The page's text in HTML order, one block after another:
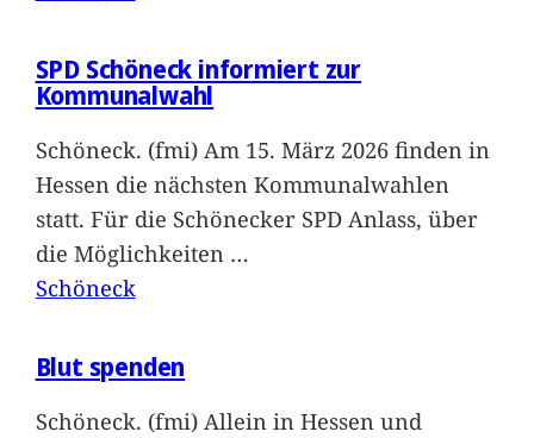
SPD Schöneck informiert zur
Kommunalwahl
Schöneck. (fmi) Am 15. März 2026 finden in
Hessen die nächsten Kommunalwahlen
statt. Für die Schönecker SPD Anlass, über
die Möglichkeiten …
Schöneck
Blut spenden
Schöneck. (fmi) Allein in Hessen und